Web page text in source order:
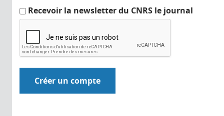
Recevoir la newsletter du CNRS le journal